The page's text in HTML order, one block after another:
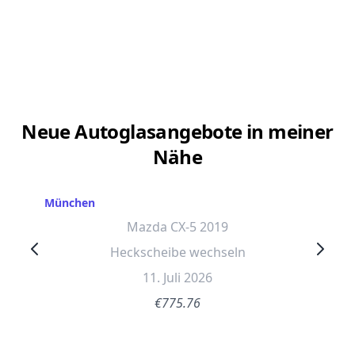
Neue Autoglasangebote in meiner
Nähe
München
Mazda CX-5 2019
Heckscheibe wechseln
11. Juli 2026
€775.76